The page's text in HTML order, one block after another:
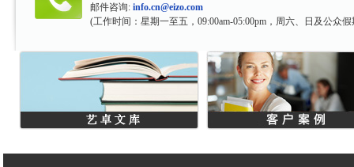
邮件咨询: info.cn@eizo.com
(工作时间：星期一至五，09:00am-05:00pm，周六、日及公众